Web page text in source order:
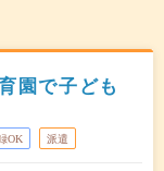
園で子ども
OK 派遣